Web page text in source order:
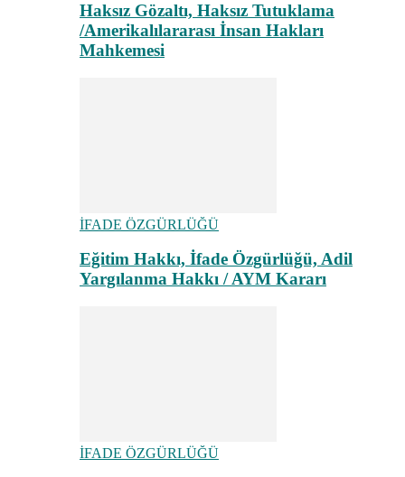
Haksız Gözaltı, Haksız Tutuklama
/Amerikalılararası İnsan Hakları
Mahkemesi
İFADE ÖZGÜRLÜĞÜ
Eğitim Hakkı, İfade Özgürlüğü, Adil
Yargılanma Hakkı / AYM Kararı
İFADE ÖZGÜRLÜĞÜ